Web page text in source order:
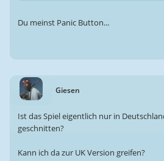
Du meinst Panic Button...
Giesen
Ist das Spiel eigentlich nur in
geschnitten?
Kann ich da zur UK Version greifen?